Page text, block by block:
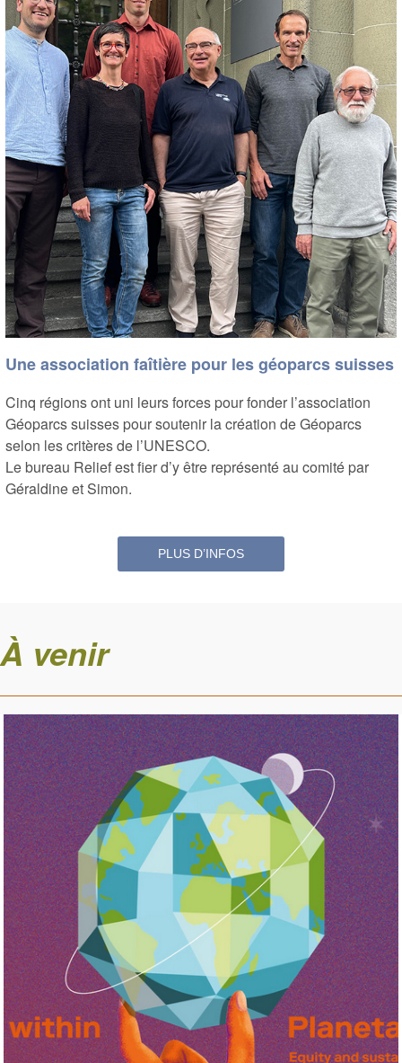
Une association faîtière pour les géoparcs suisses
Cinq régions ont uni leurs forces pour fonder l’association
Géoparcs suisses pour soutenir la création de Géoparcs
selon les critères de l’UNESCO.
Le bureau Relief est fier d’y être représenté au comité par
Géraldine et Simon.
PLUS D’INFOS
À venir